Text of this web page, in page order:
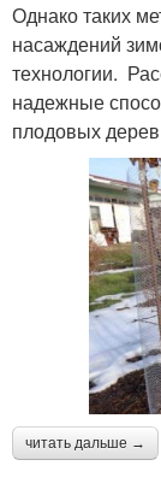
Однако таких
насаждений
технологии.
надежные
плодовых
читать дальше →